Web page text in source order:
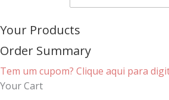
Your Products
Order Summary
Tem um cupom? Clique aqui para
Your Cart